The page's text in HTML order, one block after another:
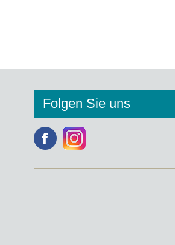
Folgen Sie uns